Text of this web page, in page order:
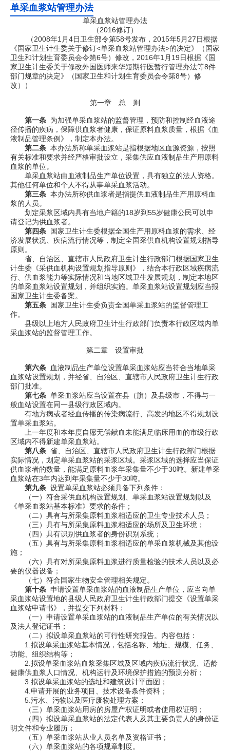
单采血浆站管理办法
单采血浆站管理办法
（2016修订）
（2008年1 月4日卫生部令第58号发布， 2015年5月 27日根据
《国家卫生计生委关于修订<单采血浆站管理办法>的决定》（国家
卫生和计划生育委员会令第6号）修改， 2016年1 月 19日根据《国
家卫生计生委关于修改外国医师来华短期行医暂行管理办法等8件
部门规章的决定》（国家卫生和计划生育委员会令第8号）修
改））
第一章 总 则
第一条 为加强单采血浆站的监督管理，预防和控制经血液途
径传播的疾病，保障供血浆者健康，保证原料血浆质量，根据《血
液制品管理条例》，制定本办法。
第二条 本办法所称单采血浆站是指根据地区血源资源，按照
有关标准和要求并经严格审批设立，采集供应血液制品生产用原料
血浆的单位。
单采血浆站由血液制品生产单位设置，具有独立的法人资格。
其他任何单位和个人不得从事单采血浆活动。
第三条 本办法所称供血浆者是指提供血液制品生产用原料血
浆的人员。
划定采浆区域内具有当地户籍的18岁到55岁健康公民可以申
请登记为供血浆者。
第四条
国家卫生计生委根据全国生产用原料血浆的需求、经
济发展状况、疾病流行情况等，制定全国采供血机构设置规划指导
原则。
省、自治区、直辖市人民政府卫生计生行政部门根据国家卫生
计生委《采供血机构设置规划指导原则》，结合本行政区域疾病流
行、供血浆能力等实际情况和当地区域卫生发展规划，制定本地区
的单采血浆站设置规划，并组织实施。单采血浆站设置规划应当报
国家卫生计生委备案。
第五条
国家卫生计生委负责全国单采血浆站的监督管理工
作。
县级以上地方人民政府卫生计生行政部门负责本行政区域内单
采血浆站的监督管理工作。
第二章 设置审批
第六条
血液制品生产单位设置单采血浆站应当符合当地单采
血浆站设置规划，并经省、自治区、直辖市人民政府卫生计生行政
部门批准。
第七条 单采血浆站应当设置在县（旗）及县级市，不得与一
般血站设置在同一县级行政区域内。
有地方病或者经血传播的传染病流行、高发的地区不得规划设
置单采血浆站。
上一年度和本年度自愿无偿献血未能满足临床用血的市级行政
区域内不得新建单采血浆站。
第八条 省、自治区、直辖市人民政府卫生计生行政部门根据
实际情况，划定单采血浆站的采浆区域。采浆区域的选择应当保证
供血浆者的数量，能满足原料血浆年采集量不少于30吨。新建单采
血浆站在3年内达到年采集量不少于30吨。
第九条 设置单采血浆站必须具备下列条件：
（一）符合采供血机构设置规划、单采血浆站设置规划以及
《单采血浆站基本标准》要求的条件；
（二）具有与所采集原料血浆相适应的卫生专业技术人员；
（三）具有与所采集原料血浆相适应的场所及卫生环境；
（四）具有识别供血浆者的身份识别系统；
（五）具有与所采集原料血浆相适应的单采血浆机械及其他设
施；
（六）具有对所采集原料血浆进行质量检验的技术人员以及必
要的仪器设备；
（七）符合国家生物安全管理相关规定。
第十条 申请设置单采血浆站的血液制品生产单位，应当向单
采血浆站设置地的县级人民政府卫生计生行政部门提交《设置单采
血浆站申请书》，并提交下列材料：
（一）申请设置单采血浆站的血液制品生产单位的有关情况以
及法人登记证书；
（二）拟设单采血浆站的可行性研究报告。内容包括：
1. 拟设单采血浆站基本情况，包括名称、地址、规模、任务、
功能、组织结构等；
2. 拟设单采血浆站血浆采集区域及区域内疾病流行状况、适龄
健康供血浆人口情况、机构运行及环境保护措施的预测分析；
3. 拟设单采血浆站的选址和建筑设计平面图；
4. 申请开展的业务项目、技术设备条件资料；
5. 污水、污物以及医疗废物处理方案；
（三）单采血浆站用房的房屋产权证明或者使用权证明；
（四）拟设单采血浆站的法定代表人及其主要负责人的身份证
明文件和专业履历；
（五）单采血浆站从业人员名单及资格证书；
（六）单采血浆站的各项规章制度。